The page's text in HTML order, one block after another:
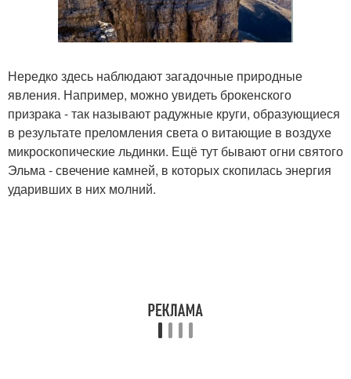
Нередко здесь наблюдают загадочные природные
явления. Например, можно увидеть брокенского
призрака - так называют радужные круги, образующиеся
в результате преломления света о витающие в воздухе
микроскопические льдинки. Ещё тут бывают огни святого
Эльма - свечение камней, в которых скопилась энергия
ударивших в них молний.